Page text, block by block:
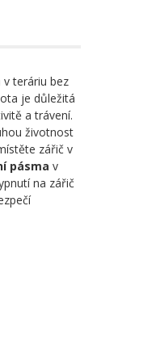
teráriu bez
je důležitá
a trávení.
životnost
zářič v
pásma v
na zářič